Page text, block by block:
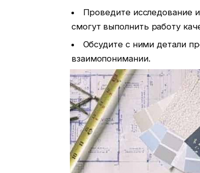
Проведите исследование
смогут выполнить работу
Обсудите с ними детали
взаимопонимании.